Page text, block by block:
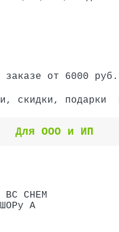
заказе от 6000
скидки, подарки
Для ООО и ИП
CHEM
А